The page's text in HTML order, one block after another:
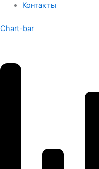
Контакты
Chart-bar